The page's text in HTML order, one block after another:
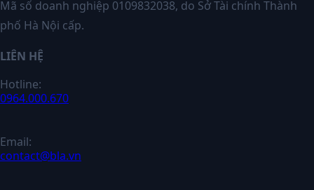
Mã số doanh nghiệp 0109832038, do Sở Tài chính Thành
phố Hà Nội cấp.
LIÊN HỆ
Hotline:
0964.000.670
Email:
contact@bla.vn